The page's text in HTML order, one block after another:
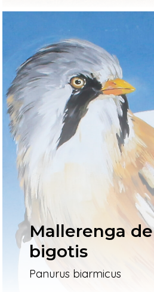
Mallerenga de
bigotis
Panurus biarmicus